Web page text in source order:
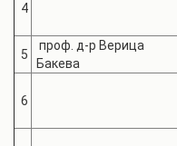
4
5
проф. д-р Верица
Бакева
6